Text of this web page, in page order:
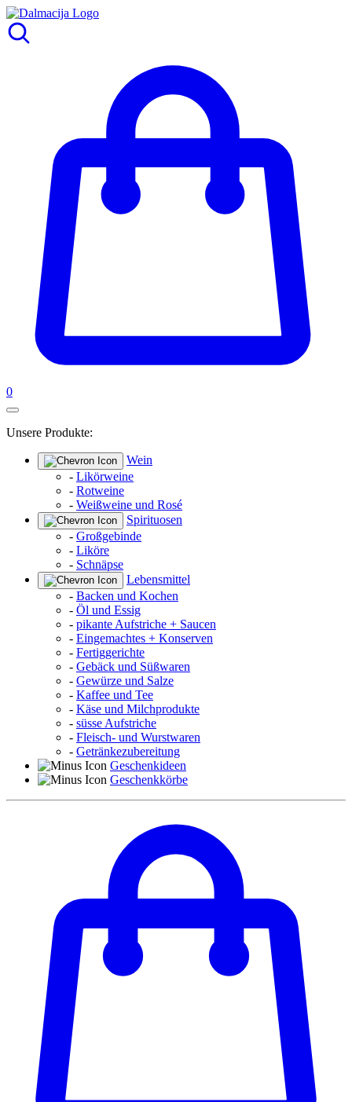
0
Unsere Produkte:
Wein
- Likörweine
- Rotweine
- Weißweine und Rosé
Spirituosen
- Großgebinde
- Liköre
- Schnäpse
Lebensmittel
- Backen und Kochen
- Öl und Essig
- pikante Aufstriche + Saucen
- Eingemachtes + Konserven
- Fertiggerichte
- Gebäck und Süßwaren
- Gewürze und Salze
- Kaffee und Tee
- Käse und Milchprodukte
- süsse Aufstriche
- Fleisch- und Wurstwaren
- Getränkezubereitung
Geschenkideen
Geschenkkörbe